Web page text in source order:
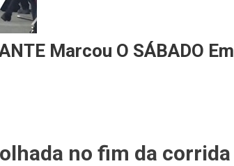
Marcou O SÁBADO Em
no fim da corrida